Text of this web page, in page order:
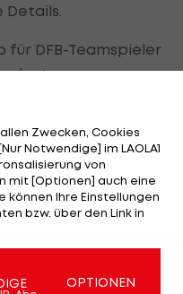
Details.
für DFB-Teamspieler
bis 2027 Vertrag.
sieben Mal für den
dürfte
absolvierte
in der LAOLA1
Zwecken, Cookies
Notwendige] im LAOLA1
von
mit [Optionen] auch eine
können Ihre Einstellungen
bzw. über den Link in
OPTIONEN